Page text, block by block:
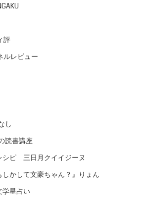
評
ルレビュー
し
読書講座
シピ 三日月クイイジーヌ
かして文豪ちゃん？』りょん
学星占い